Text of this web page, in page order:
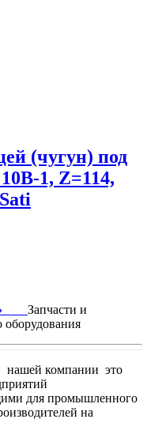
(чугун) под
1, Z=114,
Запчасти и
нашей компании это
для промышленного
на